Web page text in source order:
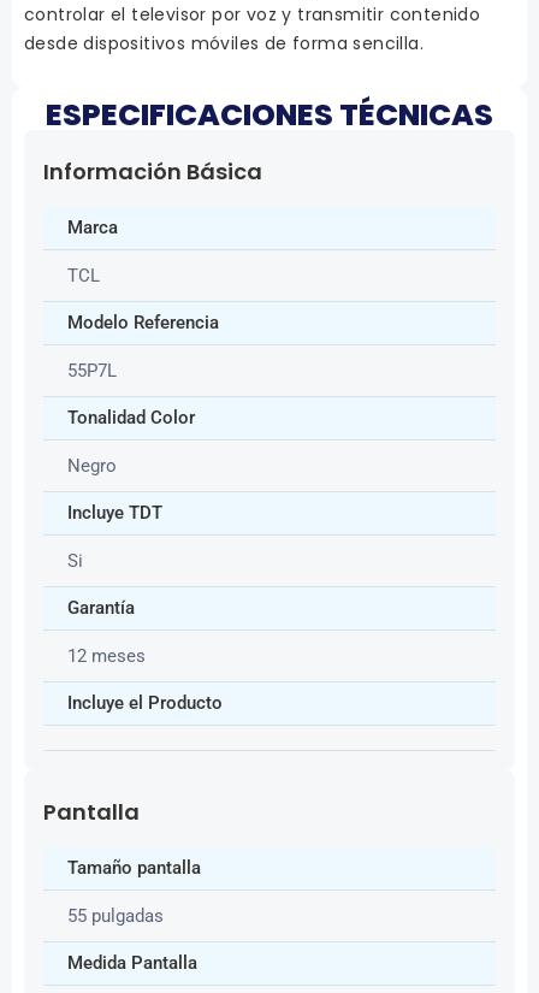
controlar el televisor por voz y transmitir contenido
desde dispositivos móviles de forma sencilla.
ESPECIFICACIONES TÉCNICAS
Información Básica
Marca
TCL
Modelo Referencia
55P7L
Tonalidad Color
Negro
Incluye TDT
Si
Garantía
12 meses
Incluye el Producto
Pantalla
Tamaño pantalla
55 pulgadas
Medida Pantalla